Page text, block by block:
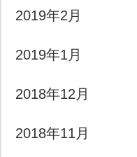
2019年2月
2019年1月
2018年12月
2018年11月